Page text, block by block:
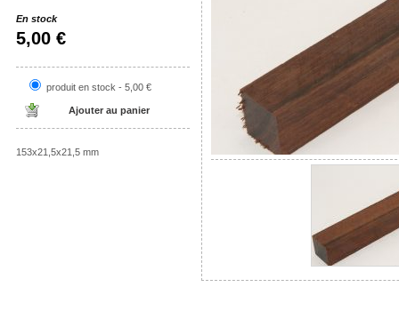
En stock
5,00 €
produit en stock - 5,00 €
153x21,5x21,5 mm